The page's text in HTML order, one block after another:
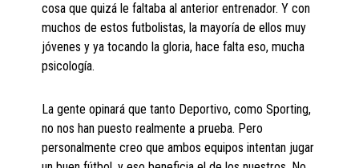
cosa que quizá le faltaba al anterior entrenador. Y con
muchos de estos futbolistas, la mayoría de ellos muy
jóvenes y ya tocando la gloria, hace falta eso, mucha
psicología.
La gente opinará que tanto Deportivo, como Sporting,
no nos han puesto realmente a prueba. Pero
personalmente creo que ambos equipos intentan jugar